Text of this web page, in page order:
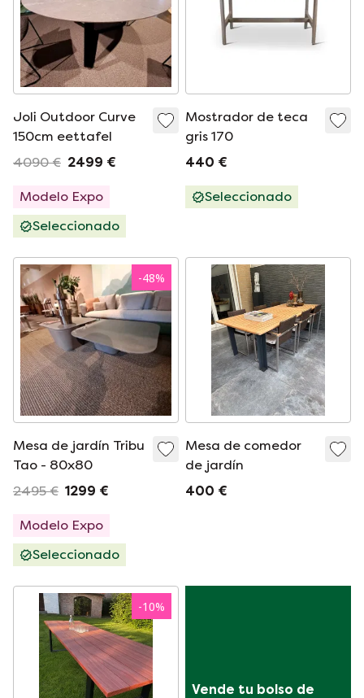
Joli Outdoor Curve
150cm eettafel
4090 € 2499 €
Modelo Expo
Seleccionado
Mostrador de teca
gris 170
440 €
Seleccionado
-48%
Mesa de jardín Tribu
Tao - 80x80
2495 € 1299 €
Modelo Expo
Seleccionado
Mesa de comedor
de jardín
400 €
-10%
Vende tu bolso de